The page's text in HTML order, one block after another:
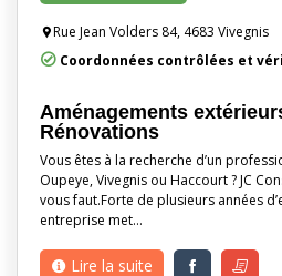
Rue Jean Volders 84, 4683 Vivegnis
Coordonnées contrôlées et
Aménagements
Rénovations
Vous êtes à la recherche d’un
Oupeye, Vivegnis ou Haccourt ? JC
vous faut.Forte de plusieurs années
entreprise met…
Lire la suite